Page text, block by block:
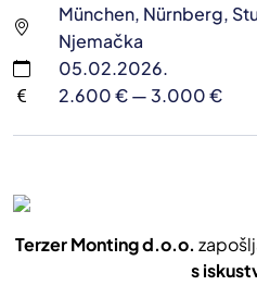
München, Nürnberg,
Njemačka
05.02.2026.
2.600 € — 3.000 €
Terzer Monting d.o.o.
s